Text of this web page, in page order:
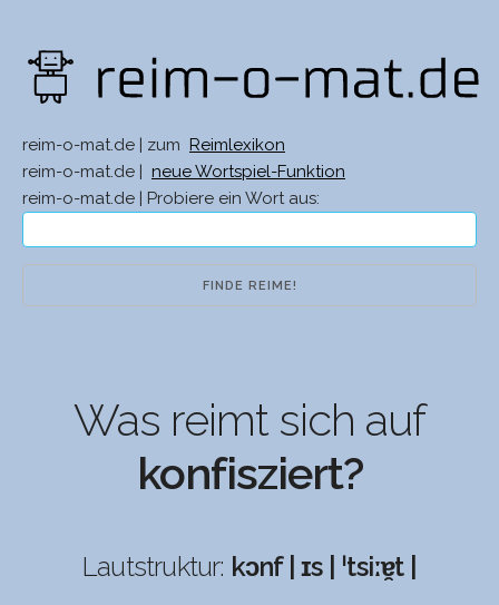
reim-o-mat.de | zum
Reimlexikon
reim-o-mat.de |
neue Wortspiel-Funktion
reim-o-mat.de | Probiere ein Wort aus:
Was reimt sich auf
konfisziert?
Lautstruktur: kɔnf | ɪs | ˈtsiːɐ̯t |